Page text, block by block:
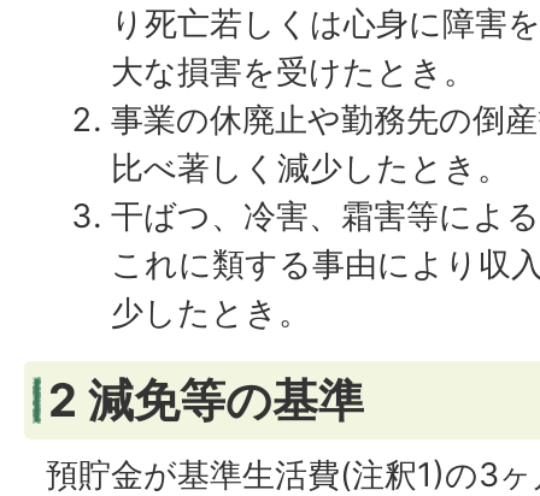
り死亡若しくは心身に障害
大な損害を受けたとき。
事業の休廃止や勤務先の倒
比べ著しく減少したとき。
干ばつ、冷害、霜害等によ
これに類する事由により収
少したとき。
2 減免等の基準
預貯金が基準生活費(注釈1)の3